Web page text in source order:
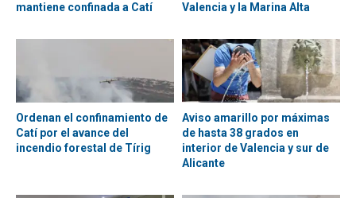
mantiene confinada a Catí
Valencia y la Marina Alta
Ordenan el confinamiento de
Catí por el avance del
incendio forestal de Tírig
Aviso amarillo por máximas
de hasta 38 grados en
interior de Valencia y sur de
Alicante